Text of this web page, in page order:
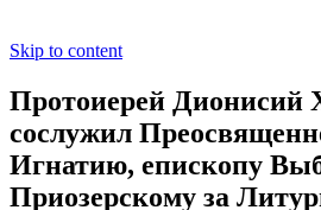
Skip to content
Протоиерей Дионисий
сослужил
Игнатию, епископу
Приозерскому за